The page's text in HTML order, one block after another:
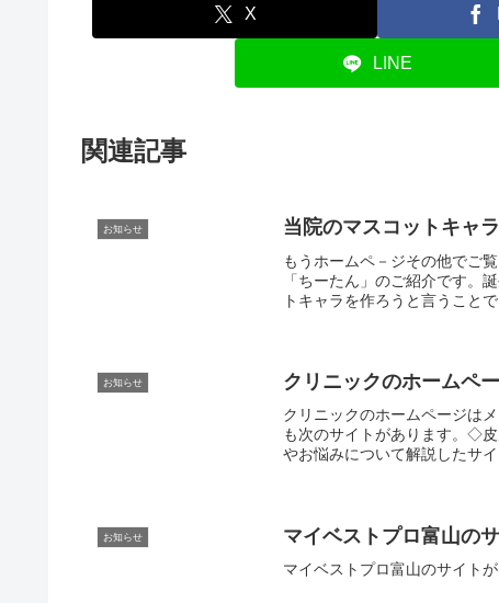
X
LINE
関連記事
お知らせ 当院のマスコットキャラ
もうホームペ－ジその他でご
「ちーたん」のご紹介です。
トキャラを作ろうと言うこと
お知らせ クリニックのホームペ
クリニックのホームページは
も次のサイトがあります。◇
やお悩みについて解説したサ
お知らせ マイベストプロ富山の
マイベストプロ富山のサイト